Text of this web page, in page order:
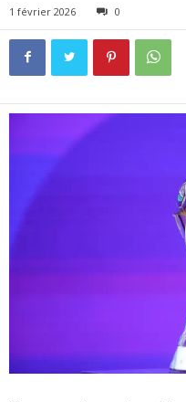
1 février 2026 0